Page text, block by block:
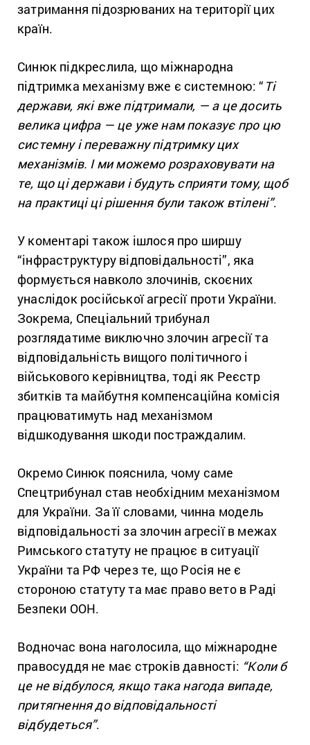
затримання підозрюваних на території цих
країн.
Синюк підкреслила, що міжнародна
підтримка механізму вже є системною: “ Ті
держави, які вже підтримали, — а це досить
велика цифра — це уже нам показує про цю
системну і переважну підтримку цих
механізмів. І ми можемо розраховувати на
те, що ці держави і будуть сприяти тому, щоб
на практиці ці рішення були також втілені”.
У коментарі також ішлося про ширшу
“інфраструктуру відповідальності”, яка
формується навколо злочинів, скоєних
унаслідок російської агресії проти України.
Зокрема, Спеціальний трибунал
розглядатиме виключно злочин агресії та
відповідальність вищого політичного і
військового керівництва, тоді як Реєстр
збитків та майбутня компенсаційна комісія
працюватимуть над механізмом
відшкодування шкоди постраждалим.
Окремо Синюк пояснила, чому саме
Спецтрибунал став необхідним механізмом
для України. За її словами, чинна модель
відповідальності за злочин агресії в межах
Римського статуту не працює в ситуації
України та РФ через те, що Росія не є
стороною статуту та має право вето в Раді
Безпеки ООН.
Водночас вона наголосила, що міжнародне
правосуддя не має строків давності: “Коли б
це не відбулося, якщо така нагода випаде,
притягнення до відповідальності
відбудеться”.